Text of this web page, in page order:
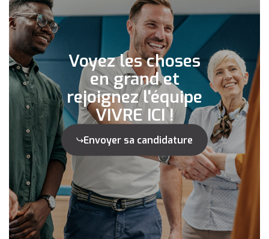
Voyez les choses
en grand et
rejoignez l'équipe
VIVRE ICI !
Envoyer sa candidature